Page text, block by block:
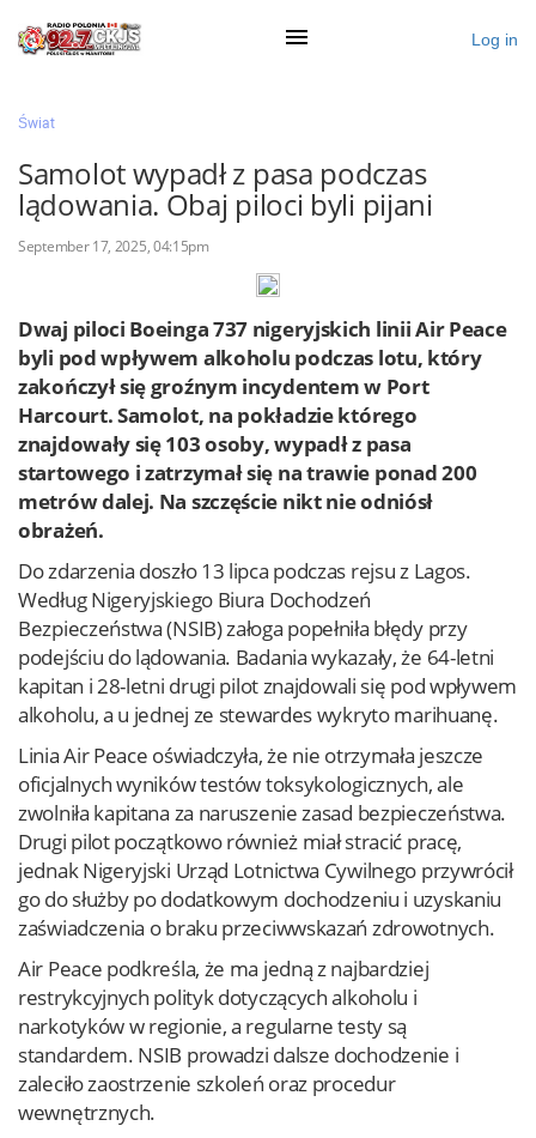
Ogłoś się
Działy
Zaloguj przez Clascal
Log in
Świat
Samolot wypadł z pasa podczas
lądowania. Obaj piloci byli pijani
September 17, 2025, 04:15pm
Dwaj piloci Boeinga 737 nigeryjskich linii Air Peace
byli pod wpływem alkoholu podczas lotu, który
zakończył się groźnym incydentem w Port
Harcourt. Samolot, na pokładzie którego
znajdowały się 103 osoby, wypadł z pasa
startowego i zatrzymał się na trawie ponad 200
metrów dalej. Na szczęście nikt nie odniósł
obrażeń.
Do zdarzenia doszło 13 lipca podczas rejsu z Lagos.
Według Nigeryjskiego Biura Dochodzeń
Bezpieczeństwa (NSIB) załoga popełniła błędy przy
podejściu do lądowania. Badania wykazały, że 64-letni
kapitan i 28-letni drugi pilot znajdowali się pod wpływem
alkoholu, a u jednej ze stewardes wykryto marihuanę.
Linia Air Peace oświadczyła, że nie otrzymała jeszcze
oficjalnych wyników testów toksykologicznych, ale
zwolniła kapitana za naruszenie zasad bezpieczeństwa.
Drugi pilot początkowo również miał stracić pracę,
jednak Nigeryjski Urząd Lotnictwa Cywilnego przywrócił
go do służby po dodatkowym dochodzeniu i uzyskaniu
zaświadczenia o braku przeciwwskazań zdrowotnych.
Air Peace podkreśla, że ma jedną z najbardziej
restrykcyjnych polityk dotyczących alkoholu i
narkotyków w regionie, a regularne testy są
standardem. NSIB prowadzi dalsze dochodzenie i
zaleciło zaostrzenie szkoleń oraz procedur
wewnętrznych.